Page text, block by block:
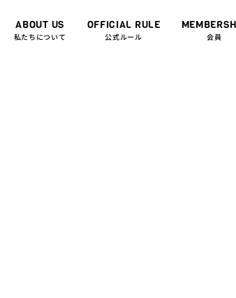
ABOUT US
私たちについて
OFFICIAL RULE
公式ルール 会員